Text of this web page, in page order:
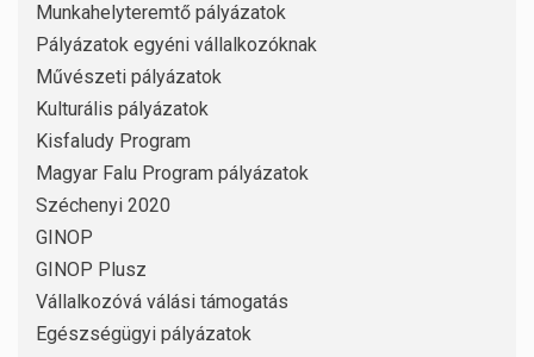
Munkahelyteremtő pályázatok
Pályázatok egyéni vállalkozóknak
Művészeti pályázatok
Kulturális pályázatok
Kisfaludy Program
Magyar Falu Program pályázatok
Széchenyi 2020
GINOP
GINOP Plusz
Vállalkozóvá válási támogatás
Egészségügyi pályázatok